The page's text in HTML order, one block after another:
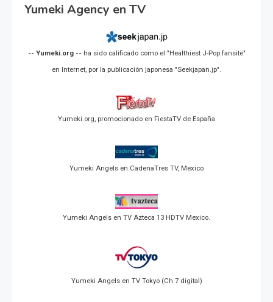
Yumeki Agency en TV
-- Yumeki.org -- ha sido calificado como el "Healthiest J-Pop fansite"
en Internet, por la publicación japonesa "Seekjapan.jp".
Yumeki.org, promocionado en FiestaTV de España
Yumeki Angels en CadenaTres TV, Mexico
Yumeki Angels en TV Azteca 13 HDTV Mexico.
Yumeki Angels en TV Tokyo (Ch 7 digital)